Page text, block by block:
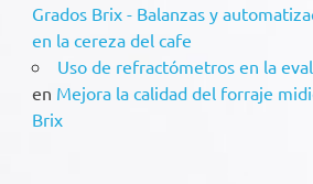
Grados Brix - Balanzas y
en la cereza del cafe
Uso de refractómetros en la
en Mejora la calidad del forraje
Brix